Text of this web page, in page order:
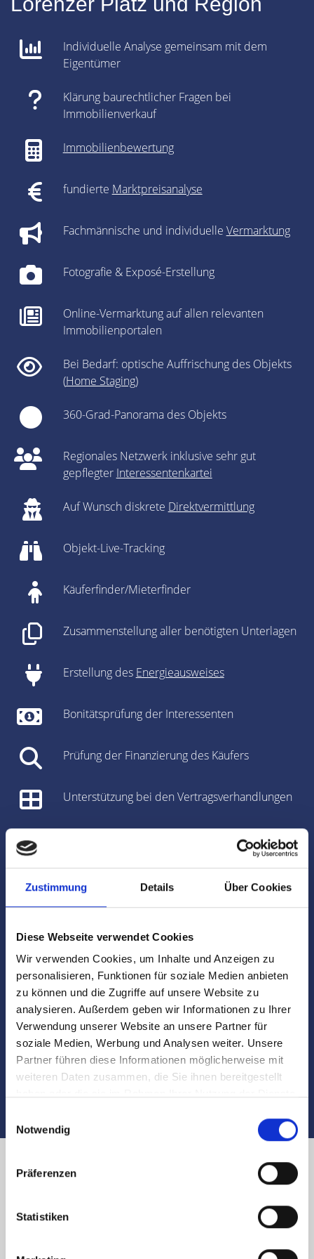
Zustimmung Details Über Cookies
Diese Webseite verwendet Cookies
Wir verwenden Cookies, um Inhalte und Anzeigen zu
personalisieren, Funktionen für soziale Medien anbieten
zu können und die Zugriffe auf unsere Website zu
analysieren. Außerdem geben wir Informationen zu Ihrer
Verwendung unserer Website an unsere Partner für
soziale Medien, Werbung und Analysen weiter. Unsere
Partner führen diese Informationen möglicherweise mit
weiteren Daten zusammen, die Sie ihnen bereitgestellt
Notwendig
Präferenzen
Statistiken
Individuelle Analyse gemeinsam mit dem
Eigentümer
Klärung baurechtlicher Fragen bei
Immobilienverkauf
Immobilienbewertung
fundierte Marktpreisanalyse
Fachmännische und individuelle Vermarktung
Fotografie & Exposé-Erstellung
Online-Vermarktung auf allen relevanten
Immobilienportalen
Bei Bedarf: optische Auffrischung des Objekts
(Home Staging)
360-Grad-Panorama des Objekts
Regionales Netzwerk inklusive sehr gut
gepflegter Interessentenkartei
Auf Wunsch diskrete Direktvermittlung
Objekt-Live-Tracking
Käuferfinder/Mieterfinder
Zusammenstellung aller benötigten Unterlagen
Erstellung des Energieausweises
Bonitätsprüfung der Interessenten
Prüfung der Finanzierung des Käufers
Unterstützung bei den Vertragsverhandlungen
Vorbereitung des Kaufvertrages/Mietvertrages
Vorbereitung und Koordinierung des
Notartermins
Marktdaten
Besichtigungen
Begleitung und Unterstützung bei der Objekt-
Übergabe
Auch nach dem Verkauf sind wir für Sie da
Immobilienverkauf in Nürnberg
Lorenzer Platz und Umland: